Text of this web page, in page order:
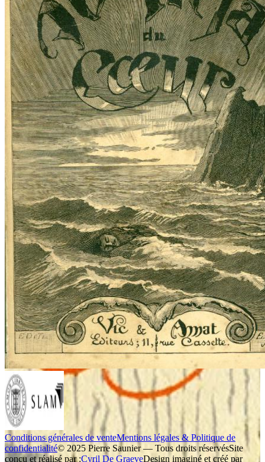
Conditions générales de venteMentions légales & Politique de
confidentialité© 2025 Pierre Saunier — Tous droits réservésSite
conçu et réalisé par :Cyril De GraeveDesign imaginé et créé par